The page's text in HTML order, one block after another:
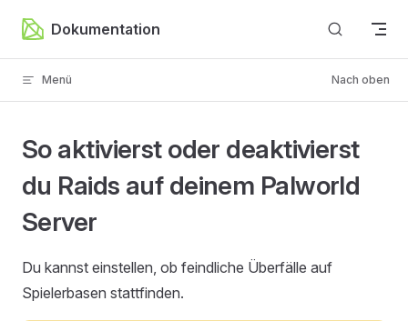
Zum Inhalt springen
Dokumentation
Menü Nach oben
So aktivierst oder deaktivierst
du Raids auf deinem Palworld
Server
Du kannst einstellen, ob feindliche Überfälle auf
Spielerbasen stattfinden.